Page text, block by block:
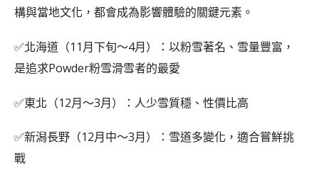
構與當地文化，都會成為影響體驗的關鍵元素。
✅北海道（11月下旬～4月）：以粉雪著名、雪量豐富，
是追求Powder粉雪滑雪者的最愛
✅東北（12月～3月）：人少雪質穩、性價比高
✅新潟長野（12月中～3月）：雪道多變化，適合嘗鮮挑
戰